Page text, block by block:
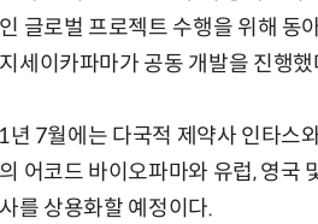
글로벌 프로젝트 수행을 위해 동
세이카파마가 공동 개발을 진행했
7월에는 다국적 제약사 인타스
어코드 바이오파마와 유럽, 영국
를 상용화할 예정이다.